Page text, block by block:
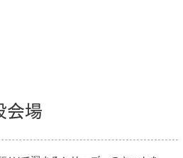
会場